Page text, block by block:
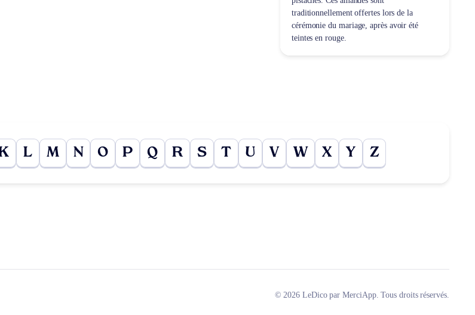
traditionnellement offertes lors de la
cérémonie du mariage, après avoir été
teintes en rouge.
L M N O P Q R S T U V W X Y Z
© 2026 LeDico par MerciApp. Tous droits réservés.